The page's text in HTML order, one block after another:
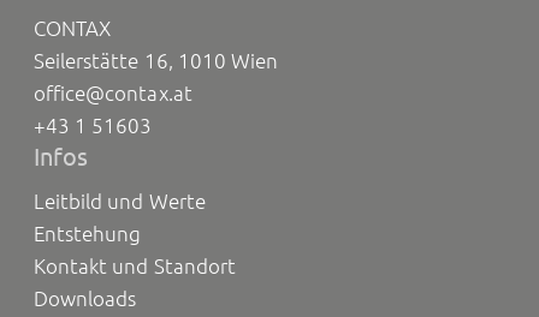
CONTAX
Seilerstätte 16, 1010 Wien
office@contax.at
+43 1 51603
Infos
Leitbild und Werte
Entstehung
Kontakt und Standort
Downloads